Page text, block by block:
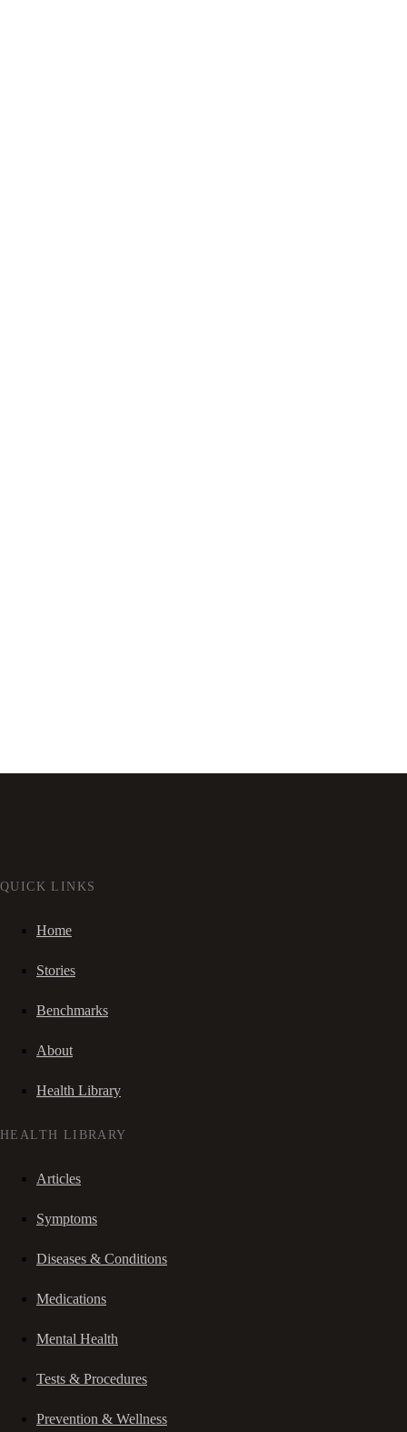
QUICK LINKS
Home
Stories
Benchmarks
About
Health Library
HEALTH LIBRARY
Articles
Symptoms
Diseases & Conditions
Medications
Mental Health
Tests & Procedures
Prevention & Wellness